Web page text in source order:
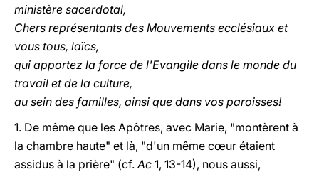
ministère sacerdotal,
Chers représentants des Mouvements ecclésiaux et
vous tous, laïcs,
qui apportez la force de l'Evangile dans le monde du
travail et de la culture,
au sein des familles, ainsi que dans vos paroisses!
1. De même que les Apôtres, avec Marie, "montèrent à
la chambre haute" et là, "d'un même cœur étaient
assidus à la prière" (cf.Ac 1, 13-14), nous aussi,